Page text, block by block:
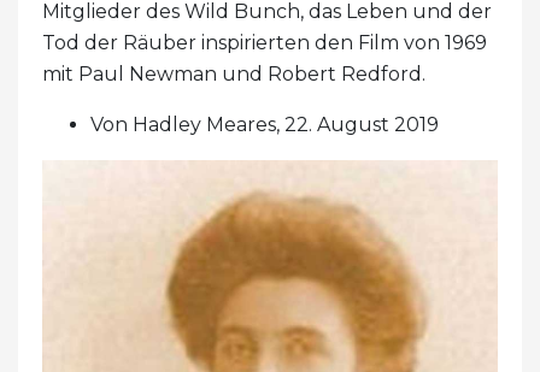
Mitglieder des Wild Bunch, das Leben und der
Tod der Räuber inspirierten den Film von 1969
mit Paul Newman und Robert Redford.
Von Hadley Meares, 22. August 2019